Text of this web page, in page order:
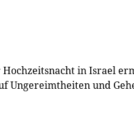
in Israel
Ungereimtheiten und